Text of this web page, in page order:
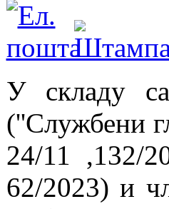
У складу
(''Службени
24/11 ,132/
62/2023) и